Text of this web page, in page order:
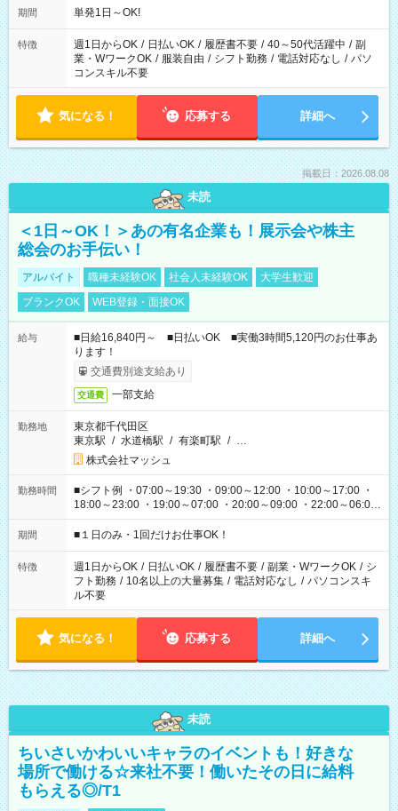
期間 単発1日～OK!
特徴 週1日からOK / 日払いOK / 履歴書不要 / 40～50代活躍中 / 副
業・WワークOK / 服装自由 / シフト勤務 / 電話対応なし / パソ
コンスキル不要
気になる！ 応募する 詳細へ
掲載日：2026.08.08
未読
＜1日～OK！＞あの有名企業も！展示会や株主
総会のお手伝い！
アルバイト 職種未経験OK 社会人未経験OK
大学生歓迎
ブランクOK
WEB登録・面接OK
給与
■日給16,840円～ ■日払いOK ■実働3時間5,120円のお仕事あ
ります！
交通費別途支給あり
交通費 一部支給
勤務地
東京都千代田区
東京駅 / 水道橋駅 / 有楽町駅 / …
株式会社マッシュ
勤務時間
■シフト例 ・07:00～19:30 ・09:00～12:00 ・10:00～17:00 ・
18:00～23:00 ・19:00～07:00 ・20:00～09:00 ・22:00～06:00
etc ★最短で3時間で5,120円のお仕事から 15時間で2万円近く稼
げるお仕事も！ ご希望のお時間に合わせてご紹介！ ※シフトは
ください！
期間 ■１日のみ・1回だけお仕事OK！
特徴 週1日からOK / 日払いOK / 履歴書不要 / 副業・WワークOK / シ
フト勤務 / 10名以上の大量募集 / 電話対応なし / パソコンスキ
ル不要
気になる！ 応募する 詳細へ
未読
ちいさいかわいいキャラのイベントも！好きな
場所で働ける☆来社不要！働いたその日に給料
もらえる◎/T1